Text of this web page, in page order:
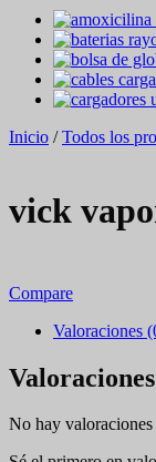
Inicio /Todos los
vick
Compare
Valoraciones
Valoraciones
No hay valoraciones